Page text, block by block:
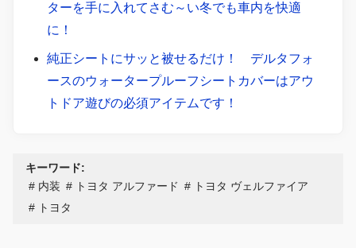
ターを手に入れてさむ～い冬でも車内を快適
に！
純正シートにサッと被せるだけ！ デルタフォ
ースのウォータープルーフシートカバーはアウ
トドア遊びの必須アイテムです！
キーワード:
内装
トヨタ アルファード
トヨタ ヴェルファイア
トヨタ